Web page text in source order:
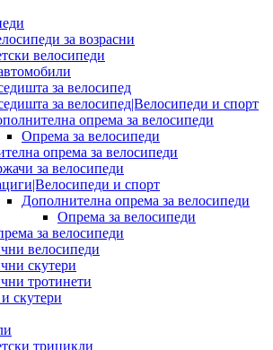
за возрасни
велосипеди
за велосипед
за велосипед|Велосипеди и спорт
опрема за велосипеди
Опрема за велосипеди
опрема за велосипеди
за велосипеди
и спорт
Дополнителна опрема за велосипеди
Опрема за велосипеди
за велосипеди
велосипеди
скутери
тротинети
скутери
трицикли